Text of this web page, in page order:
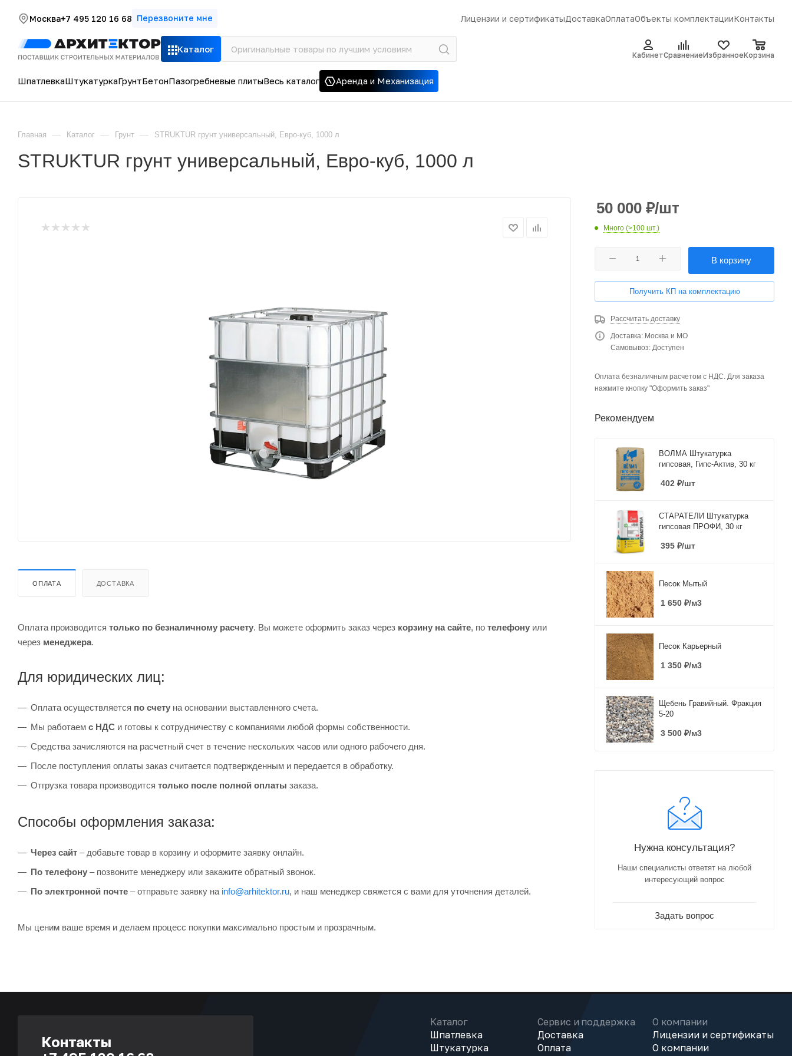
Москва+7 495 120 16 68 Перезвоните мне Лицензии и сертификатыДоставкаОплатаОбъекты комплектацииКонтакты
Каталог
КабинетСравнениеИзбранноеКорзина
ШпатлевкаШтукатуркаГрунтБетонПазогребневые плитыВесь каталог Аренда и Механизация
Главная — Каталог — Грунт — STRUKTUR грунт универсальный, Евро-куб, 1000 л
STRUKTUR грунт универсальный, Евро-куб, 1000 л
ОПЛАТА ДОСТАВКА
Оплата производится только по безналичному расчету. Вы можете оформить заказ через корзину на сайте, по телефону или
через менеджера.
Для юридических лиц:
Оплата осуществляется по счету на основании выставленного счета.
Мы работаем с НДС и готовы к сотрудничеству с компаниями любой формы собственности.
Средства зачисляются на расчетный счет в течение нескольких часов или одного рабочего дня.
После поступления оплаты заказ считается подтвержденным и передается в обработку.
Отгрузка товара производится только после полной оплаты заказа.
Способы оформления заказа:
Через сайт – добавьте товар в корзину и оформите заявку онлайн.
По телефону – позвоните менеджеру или закажите обратный звонок.
По электронной почте – отправьте заявку на info@arhitektor.ru, и наш менеджер свяжется с вами для уточнения деталей.
Мы ценим ваше время и делаем процесс покупки максимально простым и прозрачным.
50 000 ₽/шт
Много (>100 шт.)
В корзину
Получить КП на комплектацию
Рассчитать доставку
Доставка: Москва и МО
Самовывоз: Доступен
Оплата безналичным расчетом с НДС. Для заказа
нажмите кнопку "Оформить заказ"
Рекомендуем
ВОЛМА Штукатурка
гипсовая, Гипс-Актив, 30 кг
402 ₽/шт
СТАРАТЕЛИ Штукатурка
гипсовая ПРОФИ, 30 кг
395 ₽/шт
Песок Мытый
1 650 ₽/м3
Песок Карьерный
1 350 ₽/м3
Щебень Гравийный. Фракция
5-20
3 500 ₽/м3
Нужна консультация?
Наши специалисты ответят на любой
интересующий вопрос
Задать вопрос
Контакты
Каталог
Шпатлевка
Штукатурка
Сервис и поддержка
Доставка
Оплата
О компании
Лицензии и сертификаты
О компании